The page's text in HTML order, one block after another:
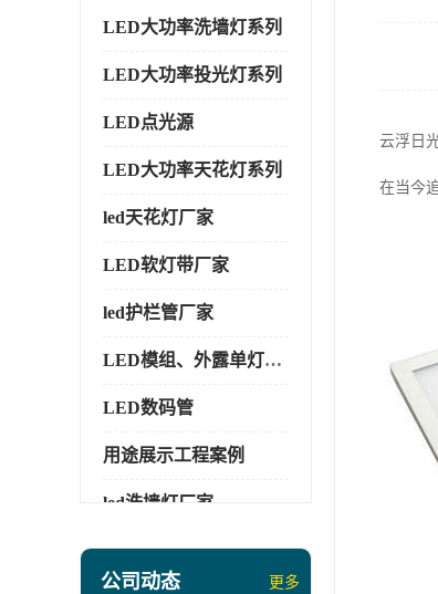
LED大功率洗墙灯系列
LED大功率投光灯系列
LED点光源
LED大功率天花灯系列
led天花灯厂家
LED软灯带厂家
led护栏管厂家
LED模组、外露单灯系列
LED数码管
用途展示工程案例
led洗墙灯厂家
led投光灯厂家
公司动态 更多
云浮日
在当今